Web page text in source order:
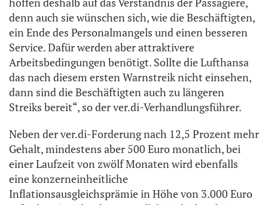
denn auch sie wünschen sich, wie die Beschäftigten,
ein Ende des Personalmangels und einen besseren
Service. Dafür werden aber attraktivere
Arbeitsbedingungen benötigt. Sollte die Lufthansa
das nach diesem ersten Warnstreik nicht einsehen,
dann sind die Beschäftigten auch zu längeren
Streiks bereit“, so der ver.di-Verhandlungsführer.
Neben der ver.di-Forderung nach 12,5 Prozent mehr
Gehalt, mindestens aber 500 Euro monatlich, bei
einer Laufzeit von zwölf Monaten wird ebenfalls
eine konzerneinheitliche
Inflationsausgleichsprämie in Höhe von 3.000 Euro